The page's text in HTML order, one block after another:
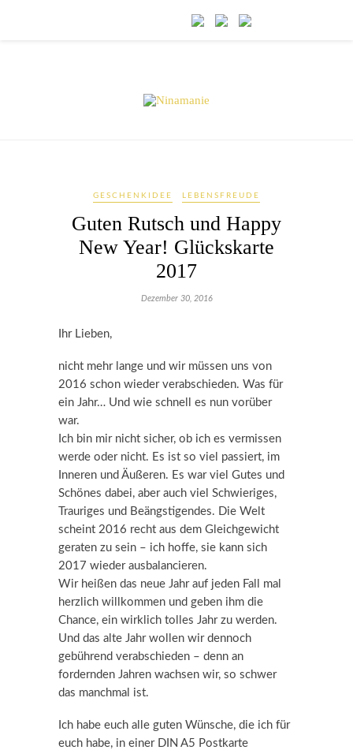
GESCHENKIDEE LEBENSFREUDE
Guten Rutsch und Happy
New Year! Glückskarte
2017
Dezember 30, 2016
Ihr Lieben,
nicht mehr lange und wir müssen uns von
2016 schon wieder verabschieden. Was für
ein Jahr… Und wie schnell es nun vorüber
war.
Ich bin mir nicht sicher, ob ich es vermissen
werde oder nicht. Es ist so viel passiert, im
Inneren und Äußeren. Es war viel Gutes und
Schönes dabei, aber auch viel Schwieriges,
Trauriges und Beängstigendes. Die Welt
scheint 2016 recht aus dem Gleichgewicht
geraten zu sein – ich hoffe, sie kann sich
2017 wieder ausbalancieren.
Wir heißen das neue Jahr auf jeden Fall mal
herzlich willkommen und geben ihm die
Chance, ein wirklich tolles Jahr zu werden.
Und das alte Jahr wollen wir dennoch
gebührend verabschieden – denn an
fordernden Jahren wachsen wir, so schwer
das manchmal ist.
Ich habe euch alle guten Wünsche, die ich für
euch habe, in einer DIN A5 Postkarte